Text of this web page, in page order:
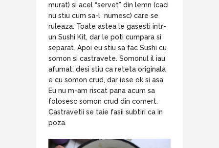
murat) si acel “servet” din lemn (caci
nu stiu cum sa-l numesc) care se
ruleaza. Toate astea le gasesti intr-
un Sushi Kit, dar le poti cumpara si
separat. Apoi eu stiu sa fac Sushi cu
somon si castravete. Somonul il iau
afumat, desi stiu ca reteta originala
e cu somon crud, dar iese ok si asa.
Eu nu m-am riscat pana acum sa
folosesc somon crud din comert.
Castravetii se taie fasii subtiri ca in
poza.